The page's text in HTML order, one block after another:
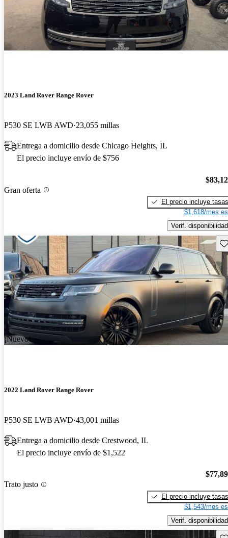
2023 Land Rover Range Rover
P530 SE LWB AWD 23,055 millas
Entrega a domicilio desde Chicago Heights, IL
El precio incluye envío de $756
Gran oferta
El precio incluye tasas
$1,618/mes
Verif. disponibilidad
¡Nuevo!
2022 Land Rover Range Rover
P530 SE LWB AWD 43,001 millas
Entrega a domicilio desde Crestwood, IL
El precio incluye envío de $1,522
Trato justo
El precio incluye tasas
$1,543/mes
Verif. disponibilidad